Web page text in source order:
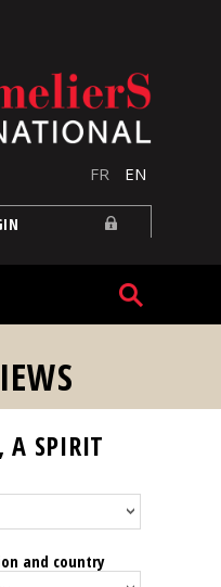
FR EN
A SPIRIT
and country